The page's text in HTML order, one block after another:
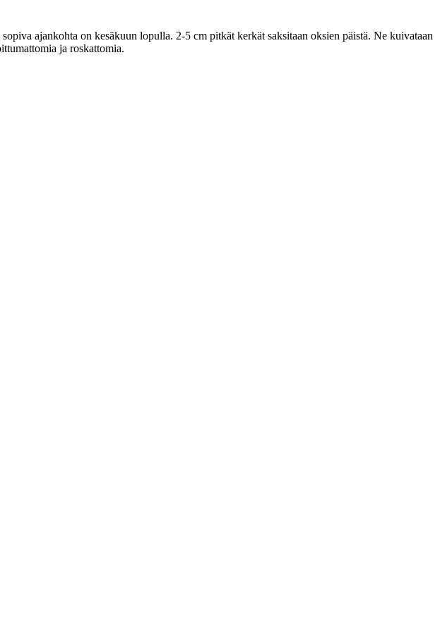
ajankohta on kesäkuun lopulla. 2-5 cm pitkät kerkät saksitaan oksien päistä. Ne kuivataan
ja roskattomia.